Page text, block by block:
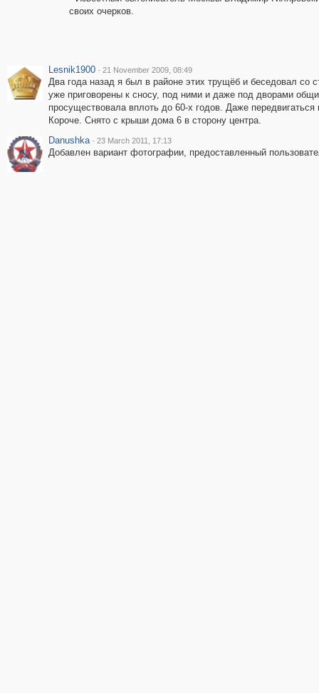
своих очерков.
Lesnik1900 · 21 November 2009, 08:49
Два года назад я был в районе этих трущёб и беседовал со
уже приговорены к сносу, под ними и даже под дворами
просуществовала вплоть до 60-х годов. Даже
Короче. Снято с крыши дома 6 в сторону центра.
Danushka · 23 March 2011, 17:13
Добавлен вариант фотографии, предоставленный